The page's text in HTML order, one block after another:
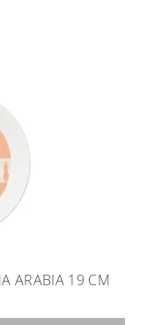
ARABIA 19 CM